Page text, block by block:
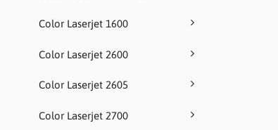
Color Laserjet 1600
Color Laserjet 2600
Color Laserjet 2605
Color Laserjet 2700